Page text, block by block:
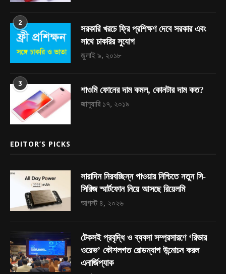
2
সরকারি খরচে ফ্রি প্রশিক্ষণ দেবে সরকার এবং
সাথে চাকরির সুযোগ
জুলাই ৯, ২০১৮
3
শাওমি ফোনের দাম কমল, কোনটার দাম কত?
জানুয়ারি ১৭, ২০১৯
EDITOR’S PICKS
সারাদিন নিরবচ্ছিন্ন পাওয়ার নিশ্চিতে নতুন সি-
সিরিজ স্মার্টফোন নিয়ে আসছে রিয়েলমি
আগস্ট ৪, ২০২৬
টেকসই প্রবৃদ্ধি ও ব্যবসা সম্প্রসারণে ‘রিভার
ওয়েভ’ কৌশলগত রোডম্যাপ উন্মোচন করল
এনার্জিপ্যাক